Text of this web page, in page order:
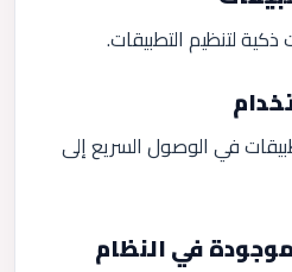
لتنظيم التطبيقات.
في الوصول السريع إلى
في النظام